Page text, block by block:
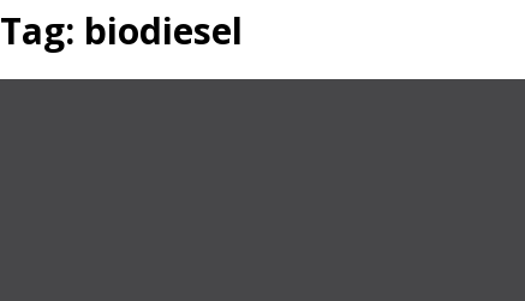
Tag: biodiesel